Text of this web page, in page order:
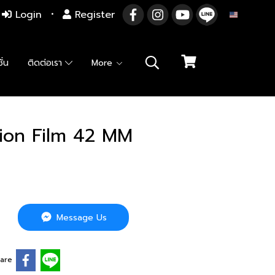
Login Register
น ติดต่อเรา More
Film 42 MM
Message Us